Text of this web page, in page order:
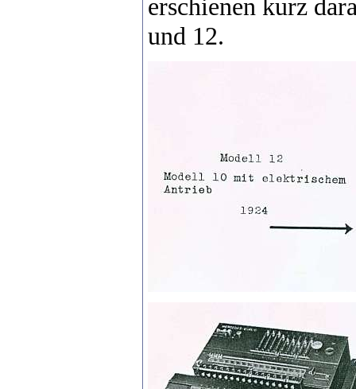
erschienen kurz
und 12.